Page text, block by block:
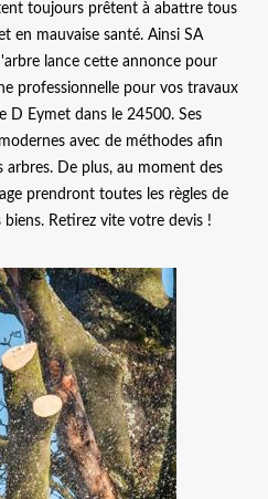
toujours prêtent à abattre tous
en mauvaise santé. Ainsi SA
lance cette annonce pour
professionnelle pour vos travaux
D Eymet dans le 24500. Ses
avec de méthodes afin
arbres. De plus, au moment des
prendront toutes les règles de
Retirez vite votre devis !